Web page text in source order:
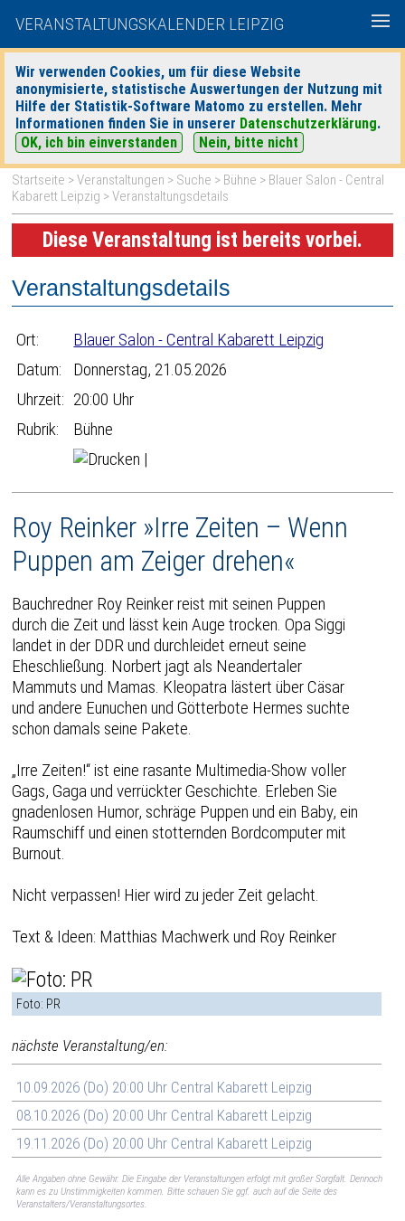
VERANSTALTUNGSKALENDER LEIPZIG
Wir verwenden Cookies, um für diese Website
anonymisierte, statistische Auswertungen der Nutzung mit
Hilfe der Statistik-Software Matomo zu erstellen. Mehr
Informationen finden Sie in unserer Datenschutzerklärung.
OK, ich bin einverstanden
Nein, bitte nicht
heute|morgen| Detaillierte Suche
Startseite >Veranstaltungen > Suche > Bühne > Blauer Salon - Central
Kabarett Leipzig > Veranstaltungsdetails
Diese Veranstaltung ist bereits vorbei.
Veranstaltungsdetails
Ort:
Blauer Salon - Central Kabarett Leipzig
Datum:
Donnerstag, 21.05.2026
Uhrzeit: 20:00 Uhr
Rubrik:
Bühne
|
Roy Reinker »Irre Zeiten – Wenn
Puppen am Zeiger drehen«
Bauchredner Roy Reinker reist mit seinen Puppen
durch die Zeit und lässt kein Auge trocken. Opa Siggi
landet in der DDR und durchleidet erneut seine
Eheschließung. Norbert jagt als Neandertaler
Mammuts und Mamas. Kleopatra lästert über Cäsar
und andere Eunuchen und Götterbote Hermes suchte
schon damals seine Pakete.
„Irre Zeiten!“ ist eine rasante Multimedia-Show voller
Gags, Gaga und verrückter Geschichte. Erleben Sie
gnadenlosen Humor, schräge Puppen und ein Baby, ein
Raumschiff und einen stotternden Bordcomputer mit
Burnout.
Nicht verpassen! Hier wird zu jeder Zeit gelacht.
Text & Ideen: Matthias Machwerk und Roy Reinker
Foto: PR
nächste Veranstaltung/en:
10.09.2026 (Do) 20:00 Uhr Central Kabarett Leipzig
08.10.2026 (Do) 20:00 Uhr Central Kabarett Leipzig
19.11.2026 (Do) 20:00 Uhr Central Kabarett Leipzig
Alle Angaben ohne Gewähr. Die Eingabe der Veranstaltungen erfolgt mit großer Sorgfalt. Dennoch
kann es zu Unstimmigkeiten kommen. Bitte schauen Sie ggf. auch auf die Seite des
Veranstalters/Veranstaltungsortes.